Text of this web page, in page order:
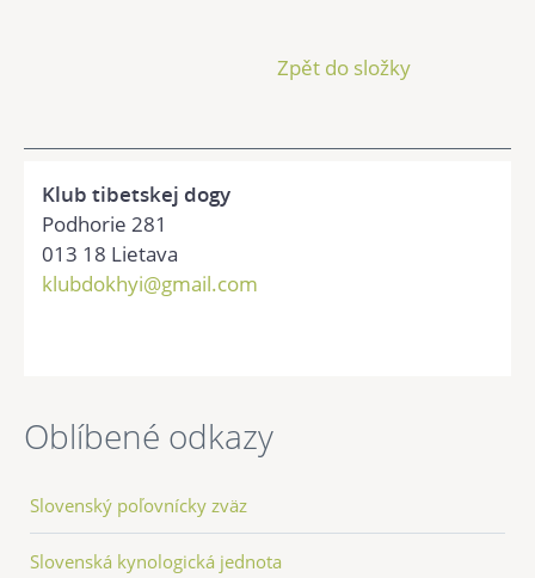
Zpět do složky
Klub tibetskej dogy
Podhorie 281
013 18 Lietava
klubdokhyi@gmail.com
Oblíbené odkazy
Slovenský poľovnícky zväz
Slovenská kynologická jednota